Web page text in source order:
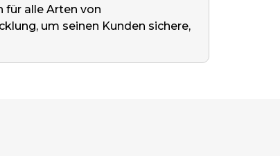
für alle Arten von
um seinen Kunden sichere,